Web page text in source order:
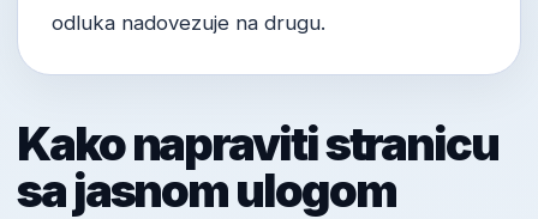
odluka nadovezuje na drugu.
Kako napraviti stranicu
sa jasnom ulogom